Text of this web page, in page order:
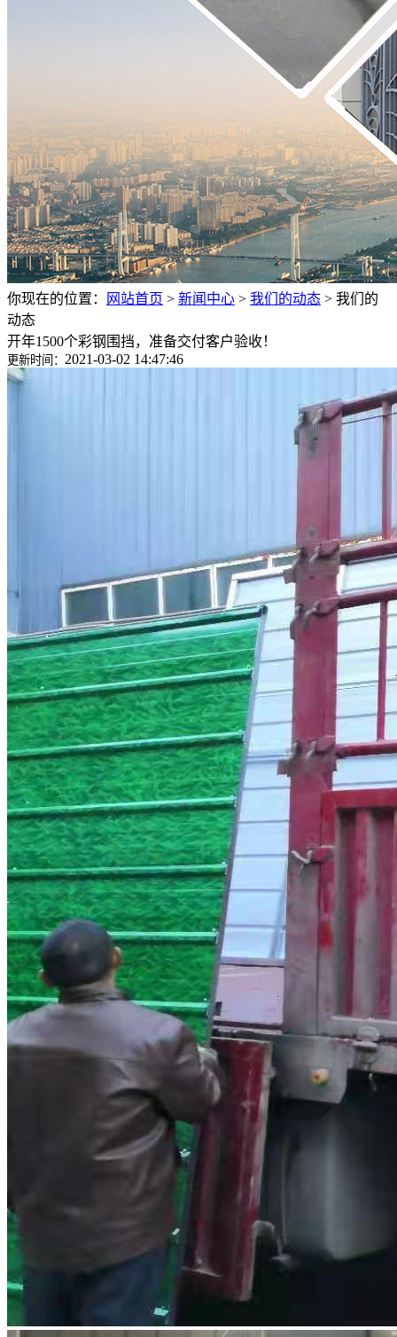
你现在的位置： 网站首页 > 新闻中心 > 我们的动态 > 我们的
动态
开年1500个彩钢围挡，准备交付客户验收！
更新时间： 2021-03-02 14:47:46